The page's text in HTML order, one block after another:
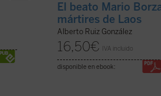
El beato Mario
mártires de Laos
Alberto Ruiz González
16,50€ IVA incluido
disponible en ebook: